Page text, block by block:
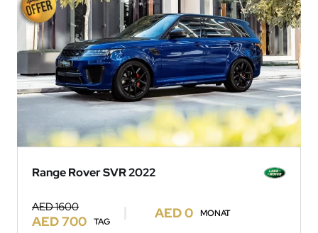
Range Rover SVR 2022
AED 1600
AED 700 TAG
AED 0 MONAT